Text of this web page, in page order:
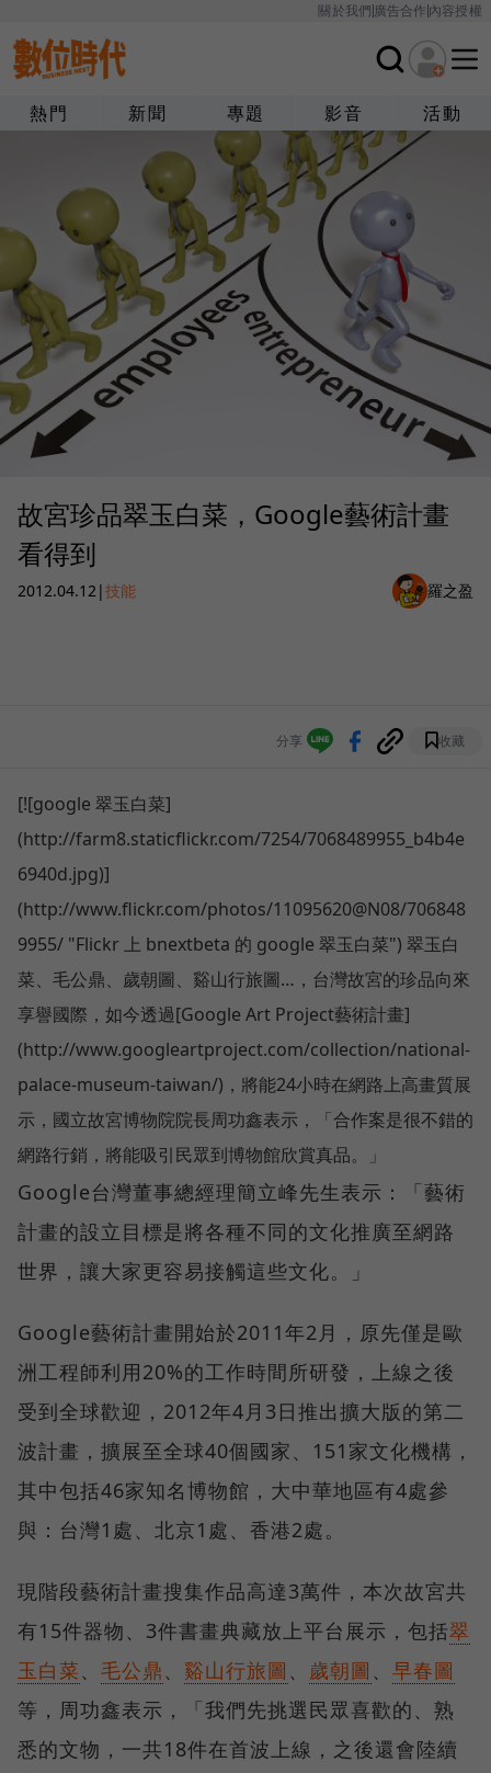
關於我們廣告合作內容授權
熱門 新聞 專題 影音 活動
故宮珍品翠玉白菜，Google藝術計畫
看得到
2012.04.12|技能 羅之盈
分享 收藏
[![google 翠玉白菜]
(http://farm8.staticflickr.com/7254/7068489955_b4b4e
6940d.jpg)]
(http://www.flickr.com/photos/11095620@N08/706848
9955/ "Flickr 上 bnextbeta 的 google 翠玉白菜") 翠玉白
菜、毛公鼎、歲朝圖、谿山行旅圖…，台灣故宮的珍品向來
享譽國際，如今透過[Google Art Project藝術計畫]
(http://www.googleartproject.com/collection/national-
palace-museum-taiwan/)，將能24小時在網路上高畫質展
示，國立故宮博物院院長周功鑫表示，「合作案是很不錯的
網路行銷，將能吸引民眾到博物館欣賞真品。」
Google台灣董事總經理簡立峰先生表示：「藝術
計畫的設立目標是將各種不同的文化推廣至網路
世界，讓大家更容易接觸這些文化。」
Google藝術計畫開始於2011年2月，原先僅是歐
洲工程師利用20%的工作時間所研發，上線之後
受到全球歡迎，2012年4月3日推出擴大版的第二
波計畫，擴展至全球40個國家、151家文化機構，
其中包括46家知名博物館，大中華地區有4處參
與：台灣1處、北京1處、香港2處。
現階段藝術計畫搜集作品高達3萬件，本次故宮共
有15件器物、3件書畫典藏放上平台展示，包括翠
玉白菜
毛公鼎 谿山行旅圖 歲朝圖
早春圖
等，周功鑫表示，「我們先挑選民眾喜歡的、熟
悉的文物，一共18件在首波上線，之後還會陸續